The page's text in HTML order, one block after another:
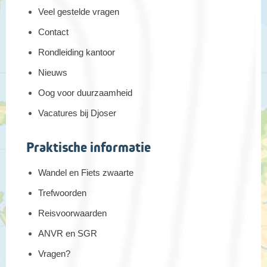
Veel gestelde vragen
Contact
Rondleiding kantoor
Nieuws
Oog voor duurzaamheid
Vacatures bij Djoser
Praktische informatie
Wandel en Fiets zwaarte
Trefwoorden
Reisvoorwaarden
ANVR en SGR
Vragen?